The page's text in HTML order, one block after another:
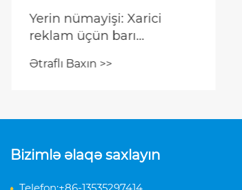
Yerin nümayişi: Xarici
reklam üçün barı
Davamlılıq və Həqiqi
Ətraflı Baxın >>
Bizimlə əlaqə saxlayın